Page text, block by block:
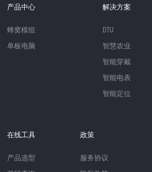
产品中心
蜂窝模组
单板电脑
解决方案
DTU
智慧农业
智能穿戴
智能电表
智能定位
在线工具
产品选型
政策
服务协议